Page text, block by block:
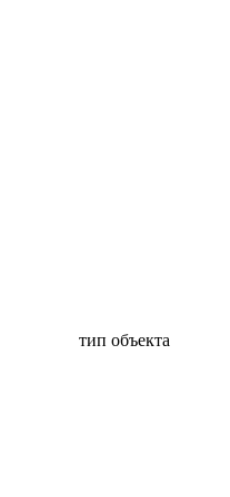
тип объекта